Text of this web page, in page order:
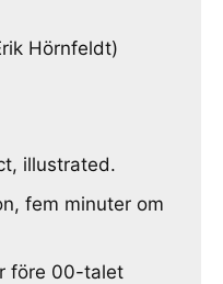
Hörnfeldt)
illustrated.
fem minuter om
före 00-talet